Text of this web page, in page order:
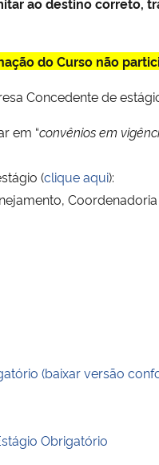
do Curso não
Concedente de
em “convênios em
(clique aqui):
Coordenadoria
(baixar versão
Obrigatório